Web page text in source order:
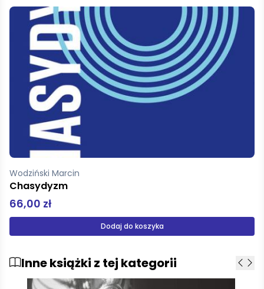
Wodziński Marcin
Chasydyzm
66,00 zł
Dodaj do koszyka
Inne książki z tej kategorii